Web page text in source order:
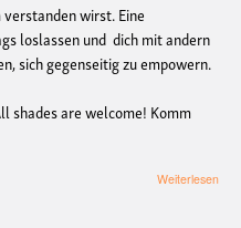
wirst. Eine
loslassen und dich mit andern
sich gegenseitig zu empowern.
shades are welcome! Komm
Weiterlesen